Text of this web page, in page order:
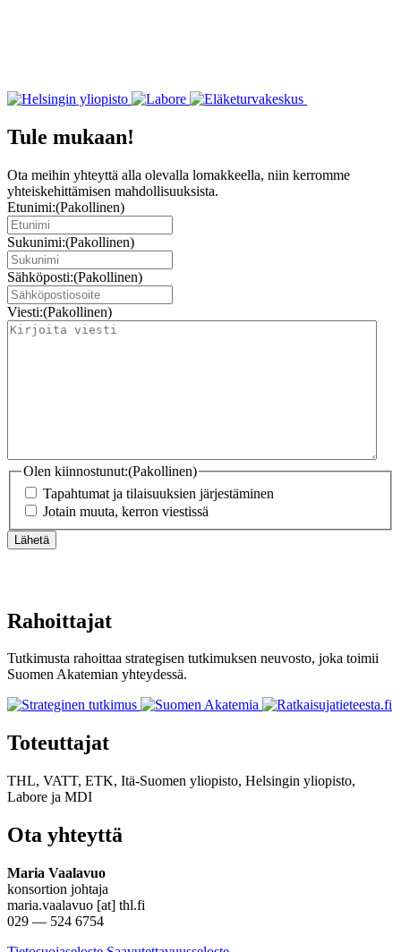
Tule mukaan!
Ota meihin yhteyttä alla olevalla lomakkeella, niin kerromme
yhteiskehittämisen mahdollisuuksista.
Etunimi:(Pakollinen)
Sukunimi:(Pakollinen)
Sähköposti:(Pakollinen)
Viesti:(Pakollinen)
Olen kiinnostunut:(Pakollinen)
Tapahtumat ja tilaisuuksien järjestäminen
Jotain muuta, kerron viestissä
Lähetä
Rahoittajat
Tutkimusta rahoittaa strategisen tutkimuksen neuvosto, joka toimii
Suomen Akatemian yhteydessä.
Toteuttajat
THL, VATT, ETK, Itä-Suomen yliopisto, Helsingin yliopisto,
Labore ja MDI
Ota yhteyttä
Maria Vaalavuo
konsortion johtaja
maria.vaalavuo [at] thl.fi
029 — 524 6754